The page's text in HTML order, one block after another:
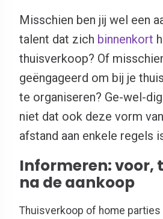
Misschien ben jij wel een
talent dat zich binnenkort
thuisverkoop? Of
geëngageerd om bij je
te organiseren? Ge-wel-
niet dat ook deze vorm
afstand aan enkele regels
Informeren: voor,
na de aankoop
Thuisverkoop of home parties